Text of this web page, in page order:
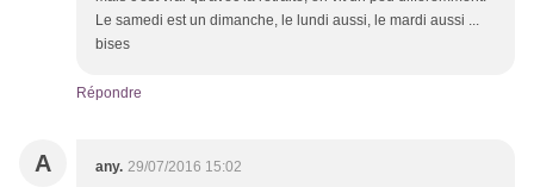
Le samedi est un dimanche, le lundi aussi, le mardi aussi ...
bises
Répondre
A any. 29/07/2016 15:02